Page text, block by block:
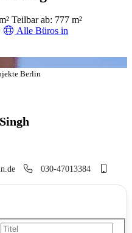
Teilbar ab: 777 m²
Alle Büros in
Berlin
030-47013384